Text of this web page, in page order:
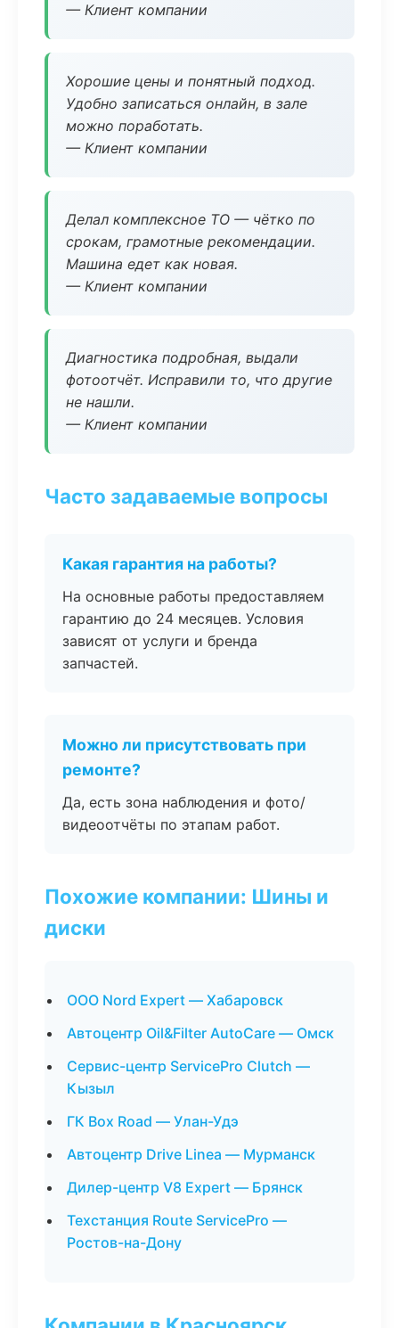
— Клиент компании
Хорошие цены и понятный подход.
Удобно записаться онлайн, в зале
можно поработать.
— Клиент компании
Делал комплексное ТО — чётко по
срокам, грамотные рекомендации.
Машина едет как новая.
— Клиент компании
Диагностика подробная, выдали
фотоотчёт. Исправили то, что другие
не нашли.
— Клиент компании
Часто задаваемые вопросы
Какая гарантия на работы?
На основные работы предоставляем
гарантию до 24 месяцев. Условия
зависят от услуги и бренда
запчастей.
Можно ли присутствовать при
ремонте?
Да, есть зона наблюдения и фото/
видеоотчёты по этапам работ.
Похожие компании: Шины и
диски
ООО Nord Expert — Хабаровск
Автоцентр Oil&Filter AutoCare — Омск
Сервис-центр ServicePro Clutch —
Кызыл
ГК Box Road — Улан-Удэ
Автоцентр Drive Linea — Мурманск
Дилер-центр V8 Expert — Брянск
Техстанция Route ServicePro —
Ростов-на-Дону